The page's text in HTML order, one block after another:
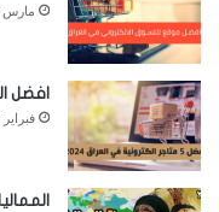
على ضفاف أنهار
للكائنات التي
السيل .
مارس 16, 2024
افضل
فبراير 23, 2024